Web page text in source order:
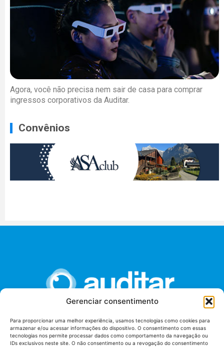
Gerenciar consentimento
Para proporcionar uma melhor experiência, usamos tecnologias como cookies para
armazenar e/ou acessar informações do dispositivo. O consentimento com essas
tecnologias nos permite processar dados como comportamento da navegação ou
IDs exclusivos neste site. O não consentimento ou a revogação do consentimento
Agora, você não precisa nem sair de casa para comprar
ingressos corporativos da Auditar.
Convênios
União dos Auditores Federais de Controle Externo -
AUDITAR